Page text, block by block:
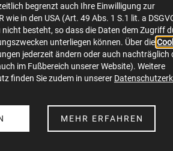
begrenzt auch Ihre Einwilligung zur
in den USA (Art. 49 Abs. 1 S.1 lit. a
besteht, so dass die Daten dem Zugriff
unterliegen können. Über die
jederzeit ändern oder auch nachträglich
im Fußbereich unserer Website). Weitere
finden Sie zudem in unserer
MEHR ERFAHREN
Bild in voller Größe anzeigen…